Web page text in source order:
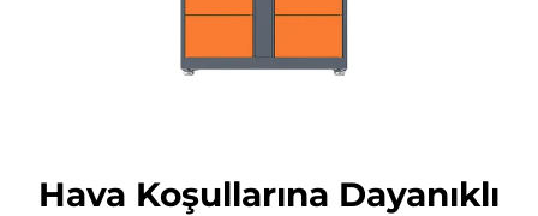
Hava Koşullarına Dayanıklı